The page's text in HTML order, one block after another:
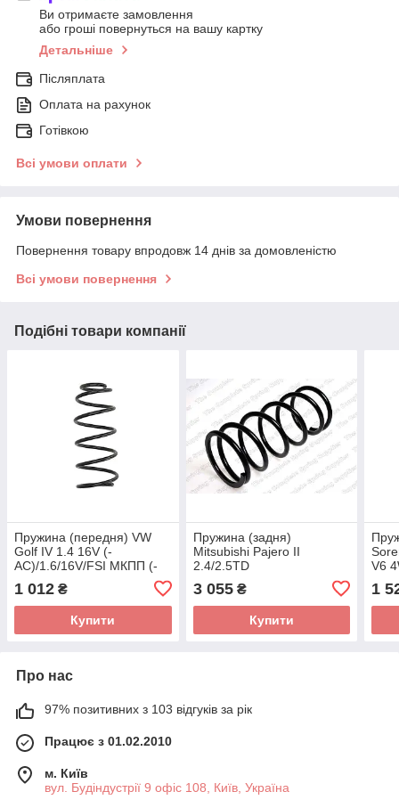
Ви отримаєте замовлення
або гроші повернуться на вашу картку
Детальніше
Післяплата
Оплата на рахунок
Готівкою
Всі умови оплати
Умови повернення
Повернення товару впродовж 14 днів за домовленістю
Всі умови повернення
Подібні товари компанії
Пружина (передня) VW
Golf IV 1.4 16V (-
AC)/1.6/16V/FSI МКПП (-
ун)/Audi A3 96-03 4095034
1 012 ₴
Купити
Пружина (задня)
Mitsubishi Pajero II
2.4/2.5TD
24V 91-99 (вездеход)(5
дверей) 4259225
3 055₴
Купити
V6
1
Про нас
97% позитивних з 103 відгуків за рік
Працює з 01.02.2010
м. Київ
вул. Будіндустрії 9 офіс 108, Київ, Україна